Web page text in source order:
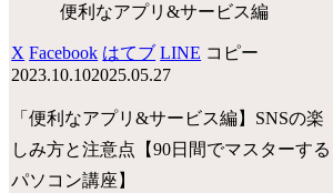
便利なアプリ&サービス編
X Facebook はてブ LINE コピー
2023.10.102025.05.27
「便利なアプリ&サービス編】SNSの楽
しみ方と注意点【90日間でマスターする
パソコン講座】